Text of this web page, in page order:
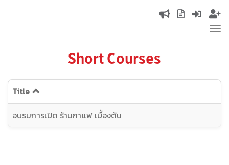
navigation
Short Courses
Title
อบรมการเปิด ร้านกาแฟ เบื้องต้น